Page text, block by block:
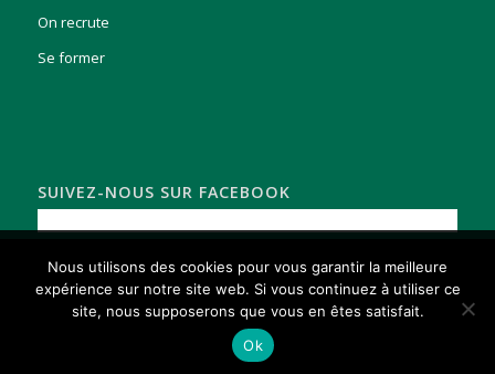
On recrute
Se former
SUIVEZ-NOUS SUR FACEBOOK
Nous utilisons des cookies pour garantir la meilleur expérience sur
notre site web. Si vous continuez à utiliser ce site, nous supposons
que vous en êtes satisfait.
En savoir plus
Nous utilisons des cookies pour vous garantir la meilleure
expérience sur notre site web. Si vous continuez à utiliser ce
site, nous supposerons que vous en êtes satisfait.
Ok